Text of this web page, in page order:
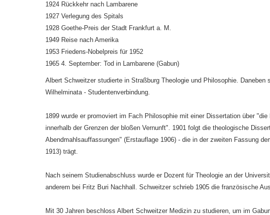
1924 Rückkehr nach Lambarene
1927 Verlegung des Spitals
1928 Goethe-Preis der Stadt Frankfurt a. M.
1949 Reise nach Amerika
1953 Friedens-Nobelpreis für 1952
1965 4. September: Tod in Lambarene (Gabun)
Albert Schweitzer studierte in Straßburg Theologie und Philosophie.
Wilhelminata - Studentenverbindung.
1899 wurde er promoviert im Fach Philosophie mit einer Dissertation über
innerhalb der Grenzen der bloßen Vernunft". 1901 folgt die theologische
Abendmahlsauffassungen" (Erstauflage 1906) - die in der zweiten Fassung
1913) trägt.
Nach seinem Studienabschluss wurde er Dozent für Theologie an der
anderem bei Fritz Buri Nachhall. Schweitzer schrieb 1905 die französische
Mit 30 Jahren beschloss Albert Schweitzer Medizin zu studieren, um im